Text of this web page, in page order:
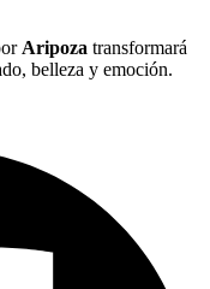
Aripoza transformará
belleza y emoción.